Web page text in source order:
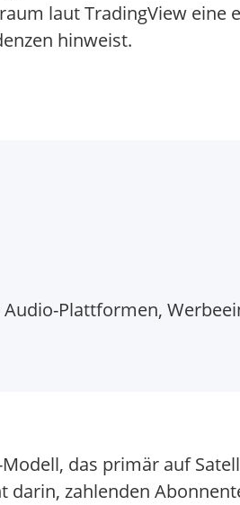
laut TradingView eine
hinweist.
Plattformen,
das primär auf
darin, zahlenden